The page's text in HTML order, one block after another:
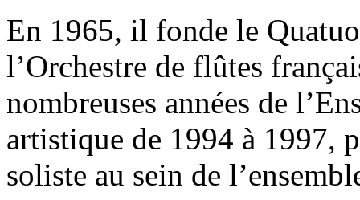
En 1965, il fonde le
l’Orchestre de flûtes
nombreuses années de
artistique de 1994 à 1997,
soliste au sein de